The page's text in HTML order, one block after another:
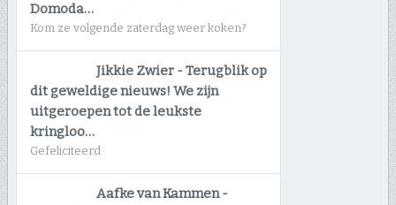
Domoda…
Kom ze volgende zaterdag weer koken?
Jikkie Zwier -Terugblik op
dit geweldige nieuws! We zijn
uitgeroepen tot de leukste
kringloo…
Gefeliciteerd
Aafke van Kammen-